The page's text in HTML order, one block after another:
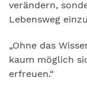
verändern,
Lebensweg
„Ohne das
kaum möglich
erfreuen.“